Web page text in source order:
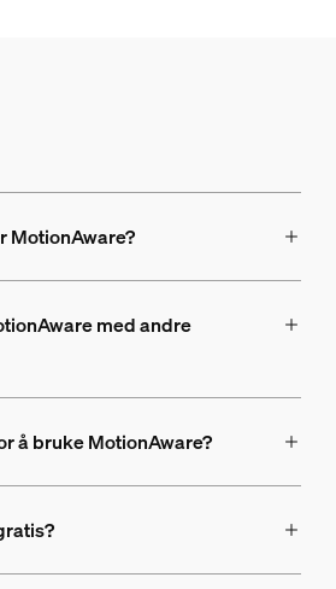
MotionAware?
med andre
å bruke MotionAware?